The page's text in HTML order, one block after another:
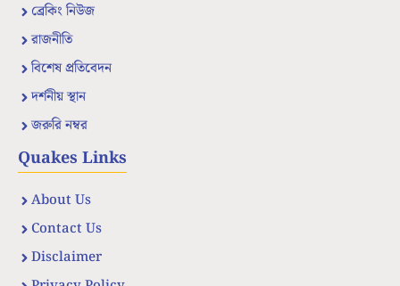
ব্রেকিং নিউজ
রাজনীতি
বিশেষ প্রতিবেদন
দর্শনীয় স্থান
জরুরি নম্বর
Quakes Links
About Us
Contact Us
Disclaimer